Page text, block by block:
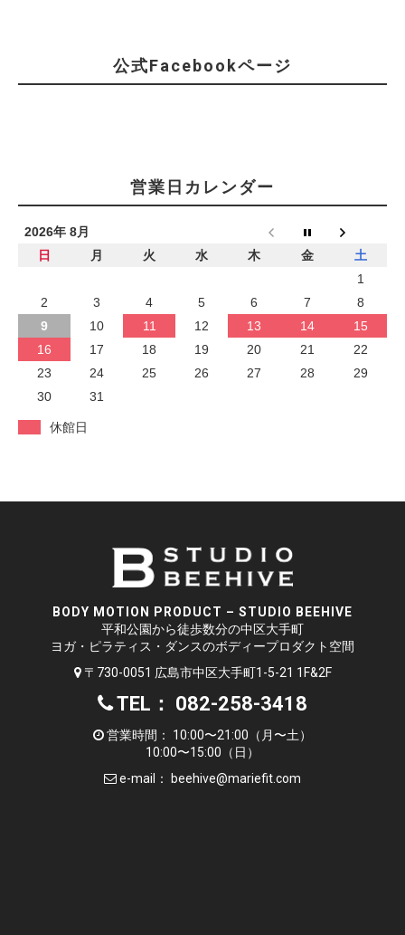
公式Facebookページ
営業日カレンダー
2026年 8月
日
月 火 水 木 金
土
1
2
3 4 5 6 7
8
9
10 11 12 13 14
15
16
17 18 19 20 21
22
23
24 25 26 27 28
29
30
31
休館日
BODY MOTION PRODUCT – STUDIO BEEHIVE
平和公園から徒歩数分の中区大手町
ヨガ・ピラティス・ダンスのボディープロダクト空間
〒730-0051 広島市中区大手町1-5-21 1F&2F
TEL： 082-258-3418
営業時間： 10:00〜21:00（月〜土）
10:00〜15:00（日）
e-mail：
beehive@mariefit.com